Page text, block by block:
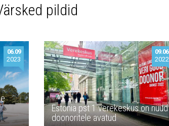
pildid
06.09
2023
Estonia pst 1 verekeskus on nüüd
doonoritele avatud
09.06
2022